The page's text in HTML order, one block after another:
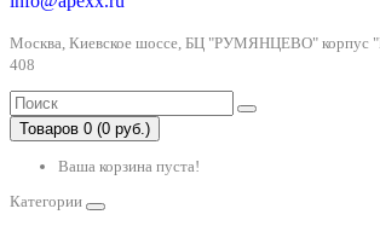
Москва, Киевское шоссе, БЦ "РУМЯНЦЕВО" корпус
408
Товаров 0 (0 руб.)
Ваша корзина пуста!
Категории